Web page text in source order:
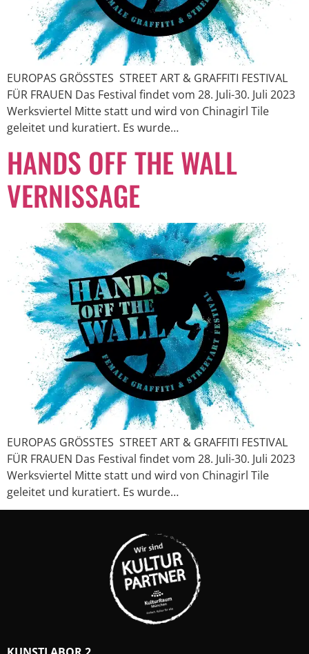
EUROPAS GRÖSSTES STREET ART & GRAFFITI FESTIVAL
FÜR FRAUEN Das Festival findet vom 28. Juli-30. Juli 2023
Werksviertel Mitte statt und wird von Chinagirl Tile
geleitet und kuratiert. Es wurde…
HANDS OFF THE WALL
VERNISSAGE
EUROPAS GRÖSSTES STREET ART & GRAFFITI FESTIVAL
FÜR FRAUEN Das Festival findet vom 28. Juli-30. Juli 2023
Werksviertel Mitte statt und wird von Chinagirl Tile
geleitet und kuratiert. Es wurde…